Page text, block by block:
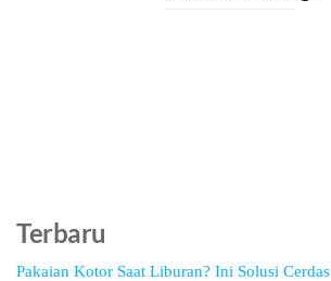
Terbaru
Pakaian Kotor Saat Liburan? Ini Solusi